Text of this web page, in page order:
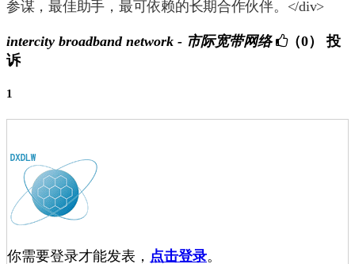
参谋，最佳助手，最可依赖的长期合作伙伴。</div>
intercity broadband network - 市际宽带网络 （0）
投
诉
1
你需要登录才能发表， 点击登录。